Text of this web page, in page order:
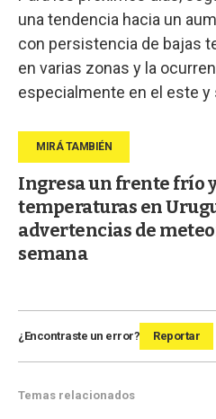
una tendencia hacia un
con persistencia de bajas
en varias zonas y la
especialmente en el este y
Ingresa un frente frío
temperaturas en
advertencias de
semana
¿Encontraste un error? Reportar
Temas relacionados